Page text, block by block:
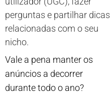
perguntas e partilhar dicas
relacionadas com o seu
nicho.
Vale a pena manter os
anúncios a decorrer
durante todo o ano?